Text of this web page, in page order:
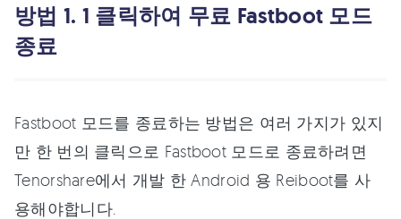
방법 1. 1 클릭하여 무료 Fastboot 모드
종료
Fastboot 모드를 종료하는 방법은 여러 가지가 있지
만 한 번의 클릭으로 Fastboot 모드로 종료하려면
Tenorshare에서 개발 한 Android 용 Reiboot를 사
용해야합니다.